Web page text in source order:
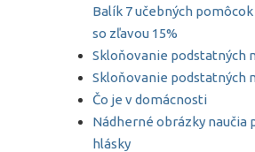
Balík 7 učebných pomôcok
so zľavou 15%
Skloňovanie podstatných
Skloňovanie podstatných
Čo je v domácnosti
Nádherné obrázky naučia
hlásky